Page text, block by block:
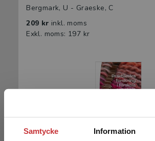
Samtycke Information
Bergmark, U - Graeske, C
209 kr inkl. moms
Exkl. moms: 197 kr